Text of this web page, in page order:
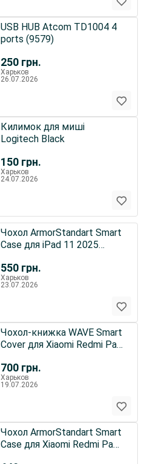
250 грн.
USB HUB Atcom TD1004 4
ports (9579)
Харьков
26.07.2026
150 грн.
Килимок для миші
Logitech Black
Харьков
24.07.2026
550 грн.
Чохол ArmorStandart Smart
Case для iPad 11 2025
(ARM83974)
Харьков
23.07.2026
700 грн.
Чохол-книжка WAVE Smart
Cover для Xiaomi Redmi Pad
Харьков
19.07.2026
Чохол ArmorStandart Smart
Case для Xiaomi Redmi Pad